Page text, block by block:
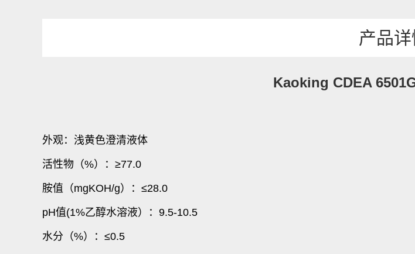
产品
Kaoking CDEA
外观：浅黄色澄清液体
活性物（%）：≥77.0
胺值（mgKOH/g）：≤28.0
pH值(1%乙醇水溶液）：9.5-10.5
水分（%）：≤0.5